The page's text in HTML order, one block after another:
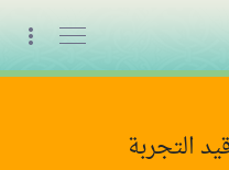
المباشر
التجربة